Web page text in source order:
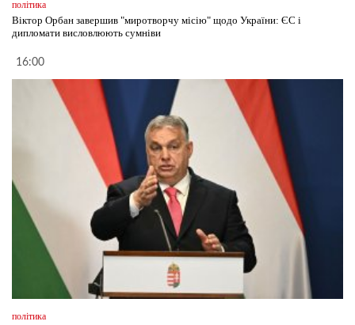
політика
Віктор Орбан завершив "миротворчу місію" щодо України: ЄС і
дипломати висловлюють сумніви
16:00
політика